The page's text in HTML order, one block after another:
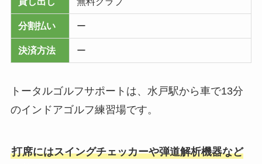
分割払い ー
決済方法 ー
トータルゴルフサポートは、水戸駅から車で13分
のインドアゴルフ練習場です。
打席にはスイングチェッカーや弾道解析機器など